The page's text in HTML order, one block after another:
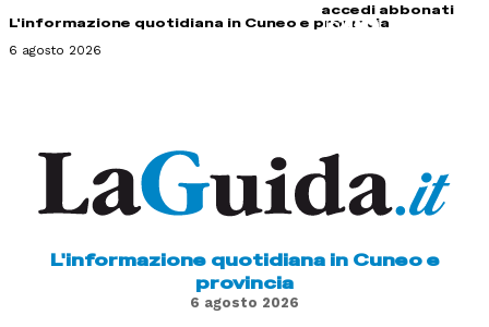
accedi abbonati
L'informazione quotidiana in Cuneo e provincia
6 agosto 2026
L'informazione quotidiana in Cuneo e
provincia
6 agosto 2026